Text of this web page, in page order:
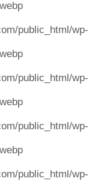
public_html/wp-
public_html/wp-
public_html/wp-
public_html/wp-